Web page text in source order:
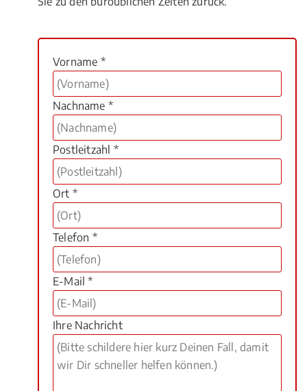
Vorname *
Nachname *
Postleitzahl *
Ort *
Telefon *
E-Mail *
Ihre Nachricht